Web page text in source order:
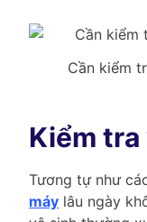
Cần kiểm
Kiểm tra
Tương tự như
máy lâu ngày